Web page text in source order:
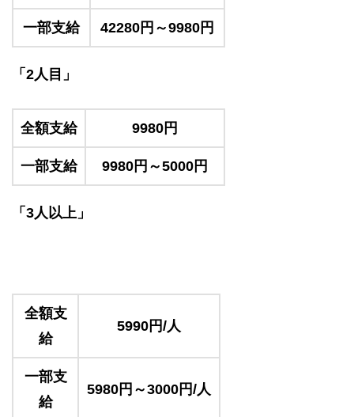
一部支給 42280円～9980円
「2人目」
全額支給 9980円
一部支給 9980円～5000円
「3人以上」
全額支
給
5990円/人
一部支
給
5980円～3000円/人